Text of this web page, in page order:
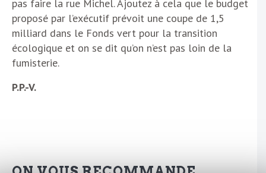
pas faire la rue Michel. Ajoutez à cela que le budget
proposé par l’exécutif prévoit une coupe de 1,5
milliard dans le Fonds vert pour la transition
écologique et on se dit qu’on n’est pas loin de la
fumisterie.
P.P.-V.